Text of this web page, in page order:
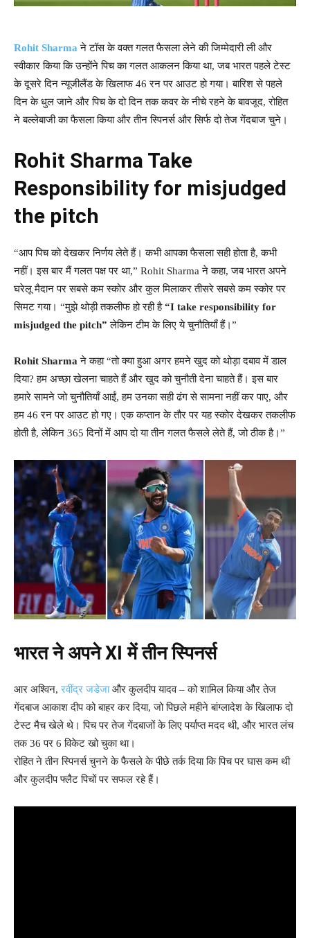
Rohit Sharma ने टॉस के वक्त गलत फैसला लेने की जिम्मेदारी ली और
स्वीकार किया कि उन्होंने पिच का गलत आकलन किया था, जब भारत पहले टेस्ट
के दूसरे दिन न्यूजीलैंड के खिलाफ 46 रन पर आउट हो गया। बारिश से पहले
दिन के धुल जाने और पिच के दो दिन तक कवर के नीचे रहने के बावजूद, रोहित
ने बल्लेबाजी का फैसला किया और तीन स्पिनर्स और सिर्फ दो तेज गेंदबाज चुने।
Rohit Sharma Take
Responsibility for misjudged
the pitch
“आप पिच को देखकर निर्णय लेते हैं। कभी आपका फैसला सही होता है, कभी
नहीं। इस बार मैं गलत पक्ष पर था,” Rohit Sharma ने कहा, जब भारत अपने
घरेलू मैदान पर सबसे कम स्कोर और कुल मिलाकर तीसरे सबसे कम स्कोर पर
सिमट गया। “मुझे थोड़ी तकलीफ हो रही है“I take responsibility for
misjudged the pitch” लेकिन टीम के लिए ये चुनौतियाँ हैं।”
Rohit Sharma ने कहा “तो क्या हुआ अगर हमने खुद को थोड़ा दबाव में डाल
दिया? हम अच्छा खेलना चाहते हैं और खुद को चुनौती देना चाहते हैं। इस बार
हमारे सामने जो चुनौतियाँ आईं, हम उनका सही ढंग से सामना नहीं कर पाए, और
हम 46 रन पर आउट हो गए। एक कप्तान के तौर पर यह स्कोर देखकर तकलीफ
होती है, लेकिन 365 दिनों में आप दो या तीन गलत फैसले लेते हैं, जो ठीक है।”
भारत ने अपने XI में तीन स्पिनर्स
आर अश्विन,रवींद्र जडेजाऔर कुलदीप यादव – को शामिल किया और तेज
गेंदबाज आकाश दीप को बाहर कर दिया, जो पिछले महीने बांग्लादेश के खिलाफ दो
टेस्ट मैच खेले थे। पिच पर तेज गेंदबाजों के लिए पर्याप्त मदद थी, और भारत लंच
तक 36 पर 6 विकेट खो चुका था।
रोहित ने तीन स्पिनर्स चुनने के फैसले के पीछे तर्क दिया कि पिच पर घास कम थी
और कुलदीप फ्लैट पिचों पर सफल रहे हैं।